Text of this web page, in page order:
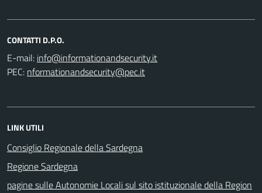
CONTATTI D.P.O.
E-mail:
PEC:
LINK UTILI
Consiglio Regionale della Sardegna
Regione Sardegna
pagine sulle Autonomie Locali sul sito istituzionale della Region